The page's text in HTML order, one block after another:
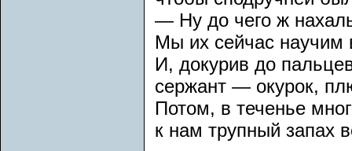
— Ну до чего ж
Мы их сейчас научим
И, докурив до
сержант — окурок,
Потом, в теченье
к нам трупный запах